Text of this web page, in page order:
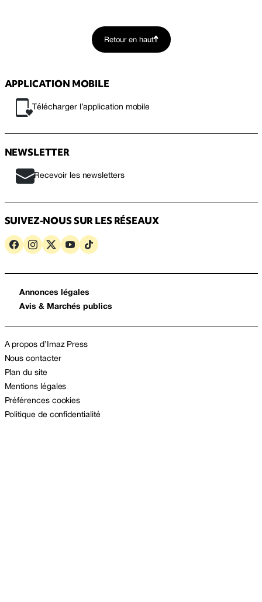
Retour en haut
APPLICATION MOBILE
Télécharger l’application mobile
NEWSLETTER
Recevoir les newsletters
SUIVEZ-NOUS SUR LES RÉSEAUX
Annonces légales
Avis & Marchés publics
A propos d’Imaz Press
Nous contacter
Plan du site
Mentions légales
Préférences cookies
Politique de confidentialité